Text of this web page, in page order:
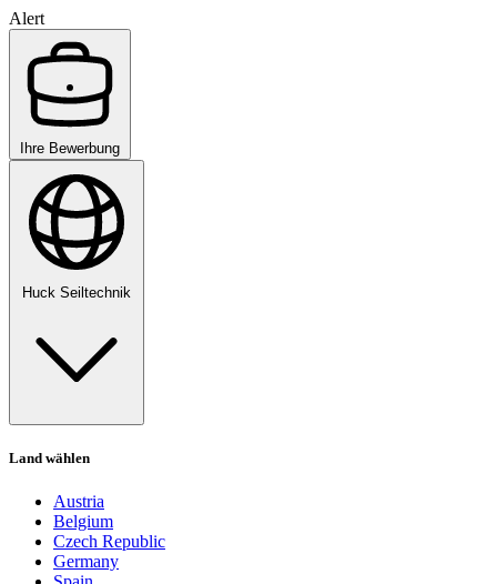
Alert
Ihre Bewerbung
Huck Seiltechnik
Land wählen
Austria
Belgium
Czech Republic
Germany